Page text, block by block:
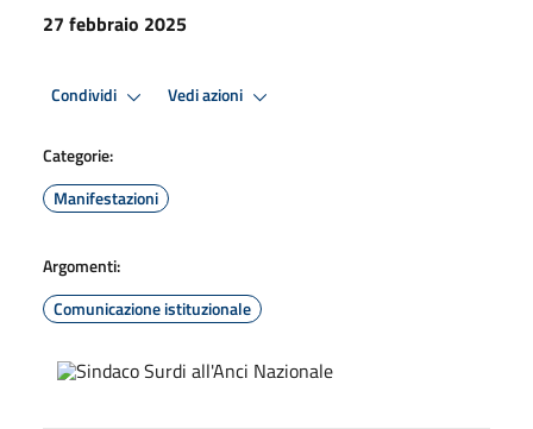
27 febbraio 2025
Condividi Vedi azioni
Categorie:
Manifestazioni
Argomenti:
Comunicazione istituzionale